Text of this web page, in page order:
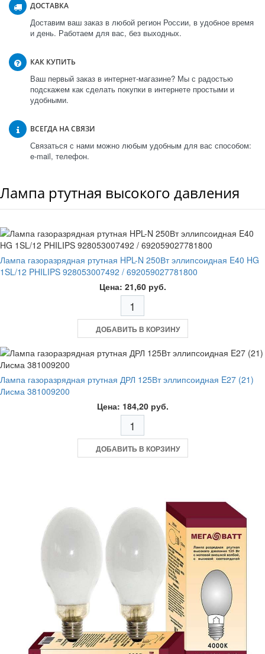
ДОСТАВКА
Доставим ваш заказ в любой регион России, в удобное время
и день. Работаем для вас, без выходных.
КАК КУПИТЬ
Ваш первый заказ в интернет-магазине? Мы с радостью
подскажем как сделать покупки в интернете простыми и
удобными.
ВСЕГДА НА СВЯЗИ
Связаться с нами можно любым удобным для вас способом:
e-mail, телефон.
Лампа ртутная высокого давления
Лампа газоразрядная ртутная HPL-N 250Вт эллипсоидная E40 HG
1SL/12 PHILIPS 928053007492 / 692059027781800
Цена: 21,60 руб.
ДОБАВИТЬ В КОРЗИНУ
Лампа газоразрядная ртутная ДРЛ 125Вт эллипсоидная E27 (21)
Лисма 381009200
Цена: 184,20 руб.
ДОБАВИТЬ В КОРЗИНУ